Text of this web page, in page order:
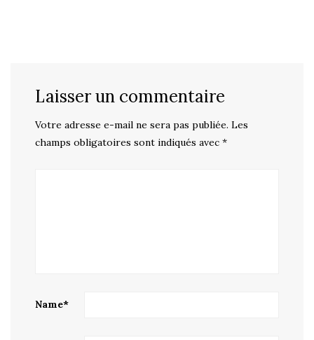
Laisser un commentaire
Votre adresse e-mail ne sera pas publiée. Les
champs obligatoires sont indiqués avec *
Name*